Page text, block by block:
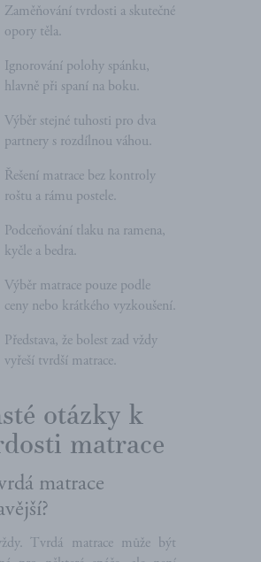
Zaměňování tvrdosti a skutečné
opory těla.
Ignorování polohy spánku,
hlavně při spaní na boku.
Výběr stejné tuhosti pro dva
partnery s rozdílnou váhou.
Řešení matrace bez kontroly
roštu a rámu postele.
Podceňování tlaku na ramena,
kyčle a bedra.
Výběr matrace pouze podle
ceny nebo krátkého vyzkoušení.
Představa, že bolest zad vždy
vyřeší tvrdší matrace.
otázky k
matrace
matrace
Tvrdá matrace může být